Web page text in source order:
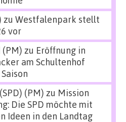
zu Westfalenpark stellt
vor
zu Eröffnung in
am Schultenhof
(PM) zu Mission
Die SPD möchte mit
Ideen in den Landtag